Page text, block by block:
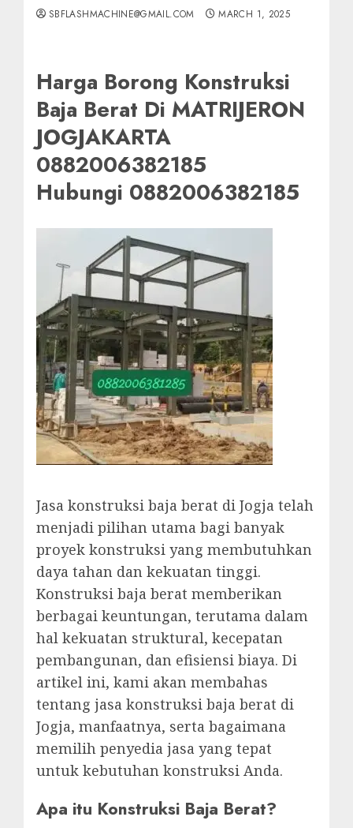
SBFLASHMACHINE@GMAIL.COM MARCH 1, 2025
Harga Borong Konstruksi
Baja Berat Di MATRIJERON
JOGJAKARTA
0882006382185
Hubungi 0882006382185
Jasa konstruksi baja berat di Jogja telah
menjadi pilihan utama bagi banyak
proyek konstruksi yang membutuhkan
daya tahan dan kekuatan tinggi.
Konstruksi baja berat memberikan
berbagai keuntungan, terutama dalam
hal kekuatan struktural, kecepatan
pembangunan, dan efisiensi biaya. Di
artikel ini, kami akan membahas
tentang jasa konstruksi baja berat di
Jogja, manfaatnya, serta bagaimana
memilih penyedia jasa yang tepat
untuk kebutuhan konstruksi Anda.
Apa itu Konstruksi Baja Berat?